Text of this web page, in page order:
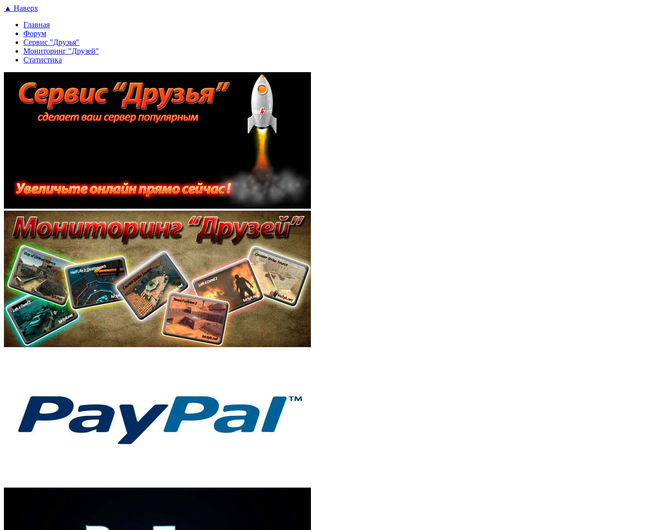
▲ Наверх
Главная
Форум
Сервис "Друзья"
Мониторинг "Друзей"
Статистика